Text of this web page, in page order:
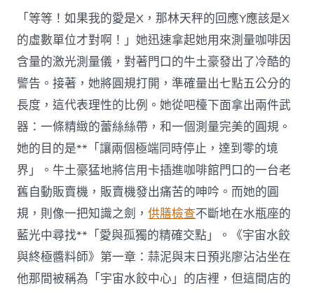
秀
傳
醫
院
供
膳：
翠
蘭
崗〉
中
「等等！如果我的愛是X，那林天秤的回應Y應該是X
的虛數單位才對啊！」她迅速拿起她用來測量咖啡因
含量的激光測量儀，對著門口的牛土豪發出了冷酷的
警告。接著，她將圓規打開，準確量出七點五公分的
長度，這代表理性的比例。她從吧檯下面拿出兩件武
器：一條精緻的蕾絲絲帶，和一個測量完美的圓規。
她的目的是**「讓兩個極端同時停止，達到零的境
界」。牛土豪猛地將信用卡插進咖啡館門口的一台老
舊自動販賣機，販賣機發出痛苦的呻吟。而她的圓
規，則像一把知識之劍，供膳檢查不斷地在水瓶座的
藍光中尋找**「愛與孤獨的精確交點」。《宇宙水餃
與終極醬料師》第一章：蒜泥與末日預兆廖沾沾坐在
他那間被稱為「宇宙水餃中心」的店裡，但這間店的